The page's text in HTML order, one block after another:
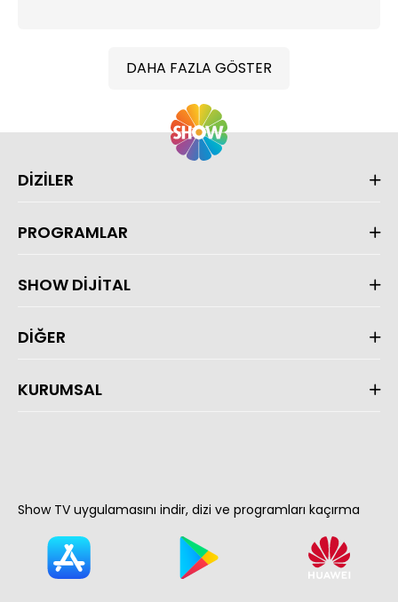
DAHA FAZLA GÖSTER
DİZİLER
PROGRAMLAR
SHOW DİJİTAL
DİĞER
KURUMSAL
Show TV uygulamasını indir, dizi ve programları kaçırma